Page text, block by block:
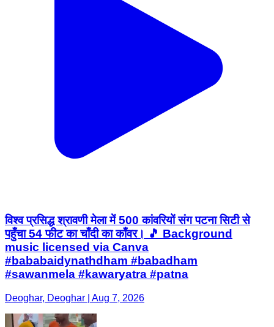
विश्व प्रसिद्ध श्रावणी मेला में 500 कांवरियों संग पटना सिटी से
पहुँचा 54 फीट का चाँदी का काँवर। 🎵 Background
music licensed via Canva
#bababaidynathdham #babadham
#sawanmela #kawaryatra #patna
Deoghar, Deoghar | Aug 7, 2026